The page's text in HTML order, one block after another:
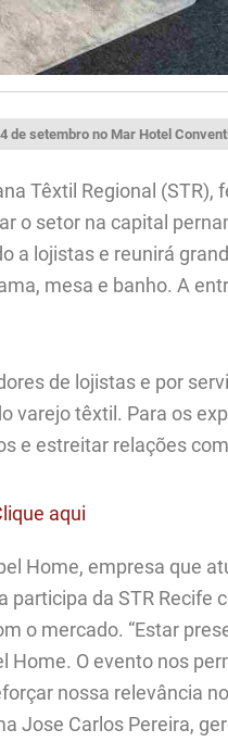
de setembro no Mar Hotel
Têxtil Regional (STR),
o setor na capital
a lojistas e reunirá
mesa e banho. A
de lojistas e por
varejo têxtil. Para os
e estreitar relações
Home, empresa que
da STR Recife
o mercado. “Estar
O evento nos
nossa relevância
Jose Carlos Pereira,